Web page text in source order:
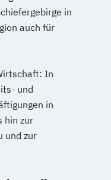
in
auch für
In
und
in
hin zur
und zur